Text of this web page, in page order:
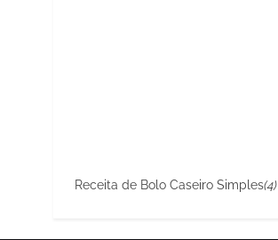
Receita de Bolo Caseiro Simples(4)